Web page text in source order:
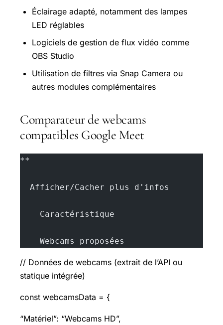
Éclairage adapté, notamment des lampes
LED réglables
Logiciels de gestion de flux vidéo comme
OBS Studio
Utilisation de filtres via Snap Camera ou
autres modules complémentaires
Comparateur de webcams
compatibles Google Meet
**
  Afficher/Cacher plus d'infos
    Caractéristique
    Webcams proposées
// Données de webcams (extrait de l’API ou
statique intégrée)
const webcamsData = {
“Matériel”: “Webcams HD”,